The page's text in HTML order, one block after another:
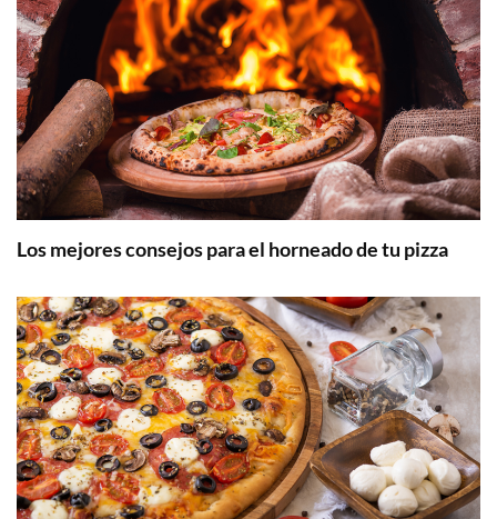
Los mejores consejos para el horneado de tu pizza